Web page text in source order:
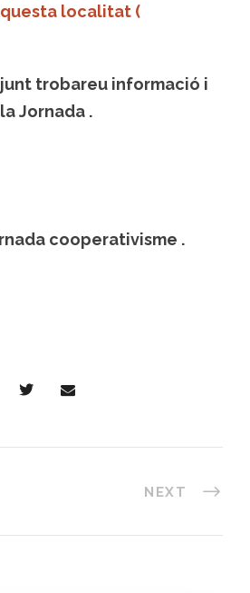
localitat (
trobareu informació i
Jornada .
cooperativisme .
NEXT